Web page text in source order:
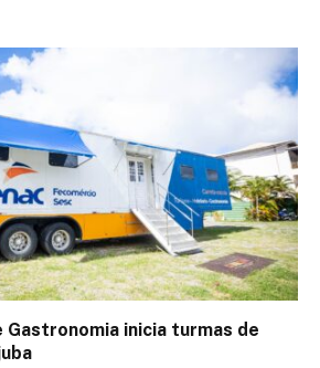
Gastronomia inicia turmas de